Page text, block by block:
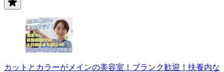
カットとカラーがメインの美容室！ブランク歓迎！扶養内な